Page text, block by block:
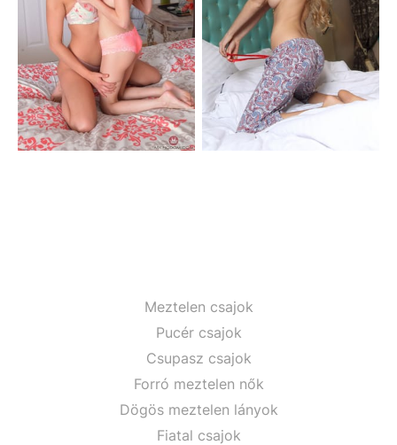
Meztelen csajok
Pucér csajok
Csupasz csajok
Forró meztelen nők
Dögös meztelen lányok
Fiatal csajok